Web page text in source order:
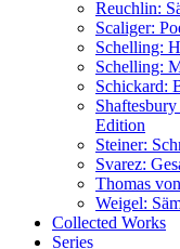
Reuchlin:
Scaliger:
Schelling:
Schelling:
Schickard:
Edition
Steiner:
Svarez:
Thomas
Weigel:
Collected Works
Series